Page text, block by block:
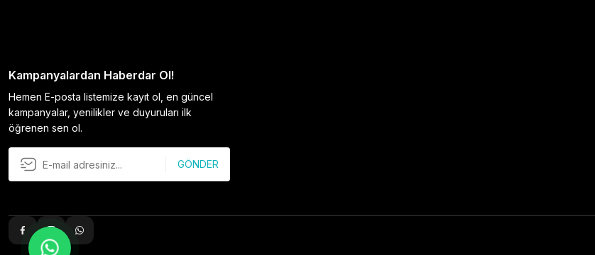
Kampanyalardan Haberdar Ol!
Hemen E-posta listemize kayıt ol, en güncel
kampanyalar, yenilikler ve duyuruları ilk
öğrenen sen ol.
GÖNDER